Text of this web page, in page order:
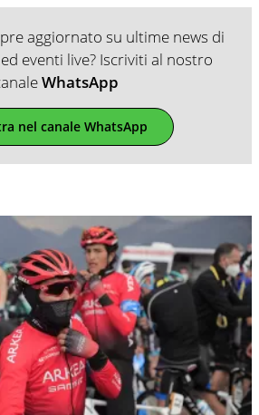
aggiornato su ultime news di
eventi live? Iscriviti al nostro
WhatsApp
nel canale WhatsApp